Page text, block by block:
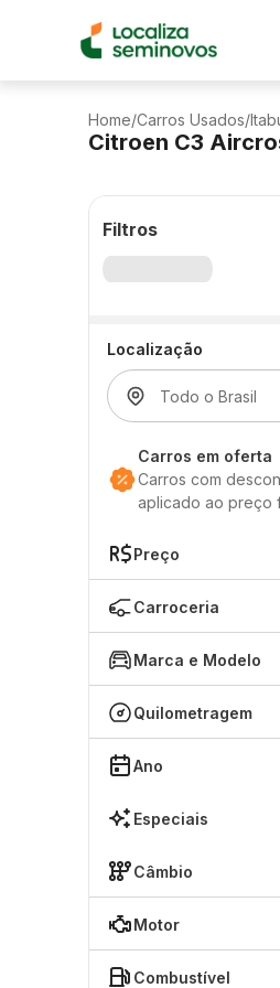
Home/Carros Usados/
Citroen C3
Filtros
Localização
Carros em oferta
Carros com
aplicado ao preço
Preço
Carroceria
Marca e Modelo
Quilometragem
Ano
Especiais
Câmbio
Motor
Combustível